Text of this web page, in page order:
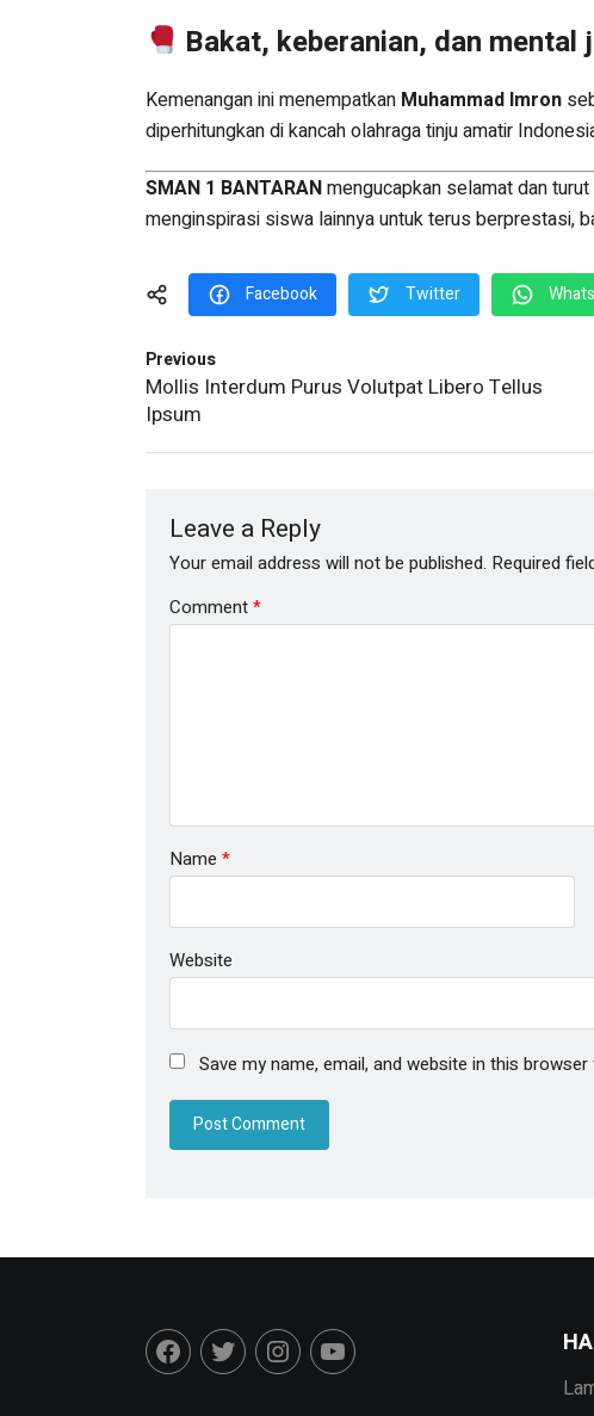
Bakat, keberanian, dan mental
Kemenangan ini menempatkan Muhammad Imron
diperhitungkan di kancah olahraga tinju amatir
SMAN 1 BANTARANmengucapkan selamat dan
menginspirasi siswa lainnya untuk terus berprestasi,
Facebook Twitter
Previous
Mollis Interdum Purus Volutpat Libero Tellus
Ipsum
Leave a Reply
Your email address will not be published. Required
Comment*
Name *
Website
Save my name, email, and website in this